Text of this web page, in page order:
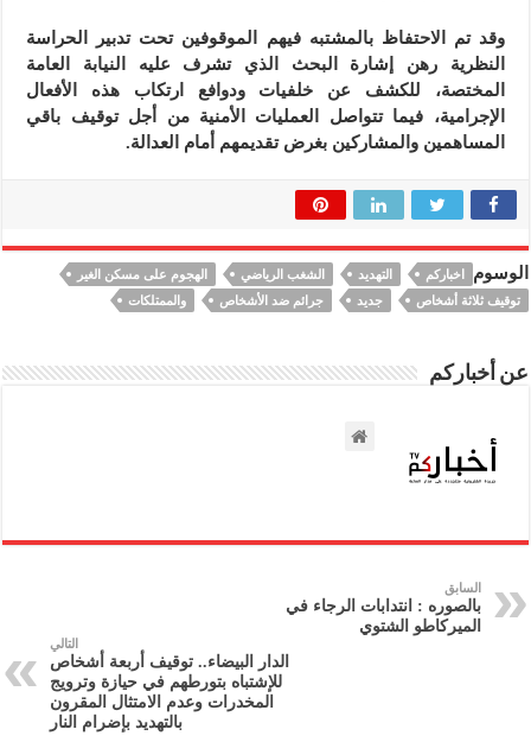
وقد تم الاحتفاظ بالمشتبه فيهم الموقوفين تحت تدبير الحراسة
النظرية رهن إشارة البحث الذي تشرف عليه النيابة العامة
المختصة، للكشف عن خلفيات ودوافع ارتكاب هذه الأفعال
الإجرامية، فيما تتواصل العمليات الأمنية من أجل توقيف باقي
المساهمين والمشاركين بغرض تقديمهم أمام العدالة.
الوسوم اخباركم التهديد الشغب الرياضي
الهجوم على مسكن الغير
توقيف ثلاثة أشخاص
جديد جرائم ضد الأشخاص والممتلكات
عن أخباركم
السابق
بالصوره : انتدابات الرجاء في
الميركاطو الشتوي
التالي
الدار البيضاء.. توقيف أربعة أشخاص
للإشتباه بتورطهم في حيازة وترويج
المخدرات وعدم الامتثال المقرون
بالتهديد بإضرام النار